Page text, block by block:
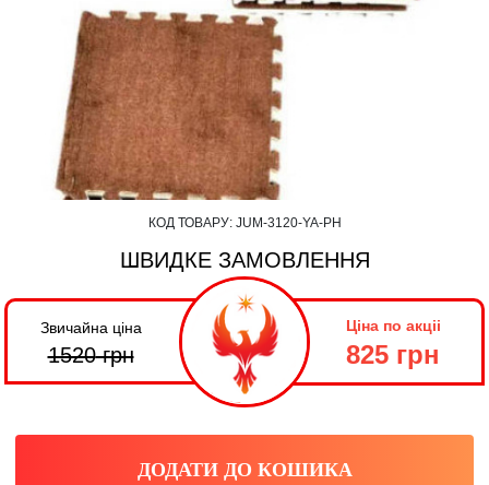
КОД ТОВАРУ: JUM-3120-YA-PH
ШВИДКЕ ЗАМОВЛЕННЯ
Звичайна ціна
1520грн
Ціна по акціі
825 грн
ДОДАТИ ДО КОШИКА